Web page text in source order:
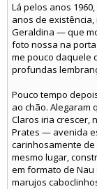
Lá pelos anos
anos de
Geraldina — que
foto nossa na
me pouco daquele
profundas
Pouco tempo
ao chão. Alegaram
Claros iria crescer,
Prates — avenida
carinhosamente de
mesmo lugar,
em formato de
marujos